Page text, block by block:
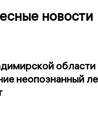
новости
области
неопознанный